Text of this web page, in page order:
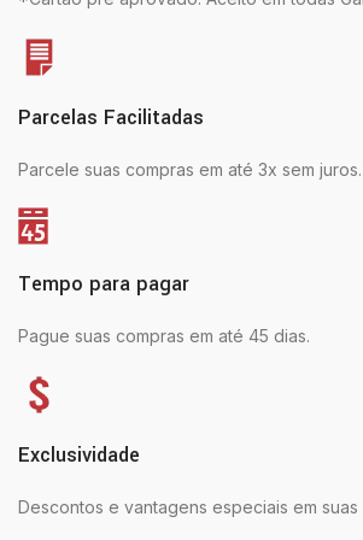
Parcelas Facilitadas
Parcele suas compras em até 3x sem juros.
Tempo para pagar
Pague suas compras em até 45 dias.
Exclusividade
Descontos e vantagens especiais em suas